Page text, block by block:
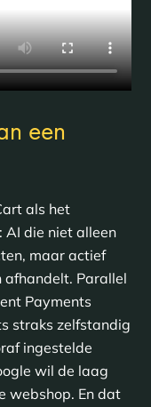
een
als het
AI die niet alleen
maar actief
afhandelt. Parallel
Payments
straks zelfstandig
ingestelde
wil de laag
webshop. En dat